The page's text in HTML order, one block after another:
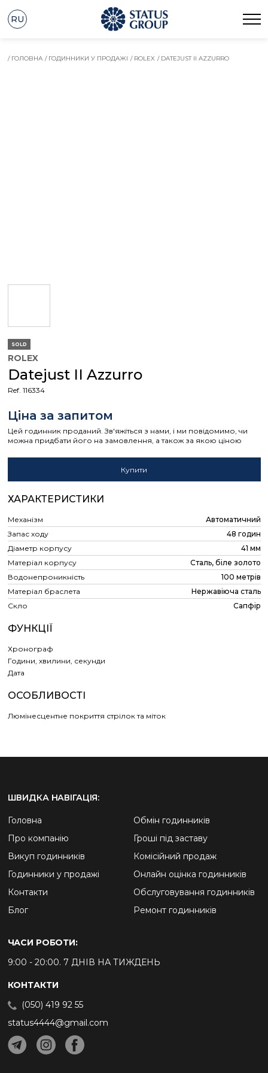
RU
/ ГОЛОВНА / ГОДИННИКИ У ПРОДАЖІ / ROLEX / DATEJUST II AZZURRO
SOLD
ROLEX
Datejust II Azzurro
Ref. 116334
Ціна за запитом
Цей годинник проданий. Зв'яжіться з нами, і ми повідомимо, чи
можна придбати його на замовлення, а також за якою ціною
Купити
ХАРАКТЕРИСТИКИ
Механізм
Автоматичний
Запас ходу
48 годин
Діаметр корпусу
41 мм
Матеріал корпусу
Сталь, біле золото
Водонепроникність
100 метрів
Матеріал браслета
Нержавіюча сталь
Скло
Сапфір
ФУНКЦІЇ
Хронограф
Години, хвилини, секунди
Дата
ОСОБЛИВОСТІ
Люмінесцентне покриття стрілок та міток
ШВИДКА НАВІГАЦІЯ:
Головна
Про компанію
Викуп годинників
Годинники у продажі
Контакти
Блог
Обмін годинників
Гроші під заставу
Комісійний продаж
Онлайн оцінка годинників
Обслуговування годинників
Ремонт годинників
ЧАСИ РОБОТИ:
9:00 - 20:00. 7 ДНІВ НА ТИЖДЕНЬ
КОНТАКТИ
(050) 419 92 55
status4444@gmail.com